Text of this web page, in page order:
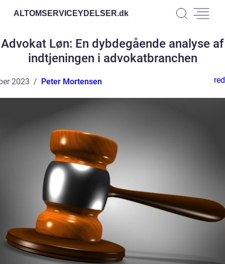
ALTOMSERVICEYDELSER.dk
Advokat Løn: En dybdegående analyse af
indtjeningen i advokatbranchen
2023 Peter Mortensen